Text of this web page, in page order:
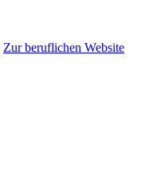
Zur beruflichen Website